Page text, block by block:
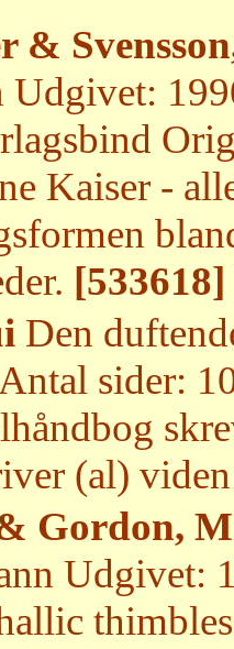
&
Udgivet:
Kaiser -
[533618]
Den
sider:
(al)
Gordon,
Udgivet: